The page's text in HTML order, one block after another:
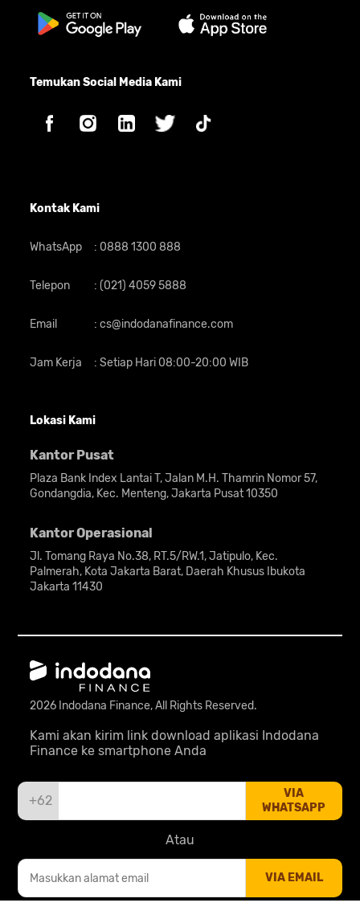
Temukan Social Media Kami
Kontak Kami
WhatsApp : 0888 1300 888
Telepon : (021) 4059 5888
Email : cs@indodanafinance.com
Jam Kerja : Setiap Hari 08:00-20:00 WIB
Lokasi Kami
Kantor Pusat
Plaza Bank Index Lantai T, Jalan M.H. Thamrin Nomor 57,
Gondangdia, Kec. Menteng, Jakarta Pusat 10350
Kantor Operasional
Jl. Tomang Raya No.38, RT.5/RW.1, Jatipulo, Kec.
Palmerah, Kota Jakarta Barat, Daerah Khusus Ibukota
Jakarta 11430
2026 Indodana Finance, All Rights Reserved.
Kami akan kirim link download aplikasi Indodana
Finance ke smartphone Anda
+62
VIA
WHATSAPP
Atau
VIA EMAIL